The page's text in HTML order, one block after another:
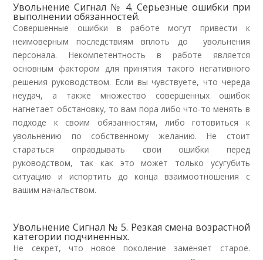
Увольнение Сигнал № 4. Серьезные ошибки при
выполнении обязанностей.
Совершенные ошибки в работе могут привести к
неимоверным последствиям вплоть до увольнения
персонала. Некомпетентность в работе является
основным фактором для принятия такого негативного
решения руководством. Если вы чувствуете, что череда
неудач, а также множество совершенных ошибок
нагнетает обстановку, то вам пора либо что-то менять в
подходе к своим обязанностям, либо готовиться к
увольнению по собственному желанию. Не стоит
стараться оправдывать свои ошибки перед
руководством, так как это может только усугубить
ситуацию и испортить до конца взаимоотношения с
вашим начальством.
Увольнение Сигнал № 5. Резкая смена возрастной
категории подчиненных.
Не секрет, что новое поколение заменяет старое.